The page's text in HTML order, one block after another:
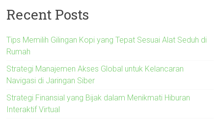
Recent Posts
Tips Memilih Gilingan Kopi yang Tepat Sesuai Alat Seduh di
Rumah
Strategi Manajemen Akses Global untuk Kelancaran
Navigasi di Jaringan Siber
Strategi Finansial yang Bijak dalam Menikmati Hiburan
Interaktif Virtual